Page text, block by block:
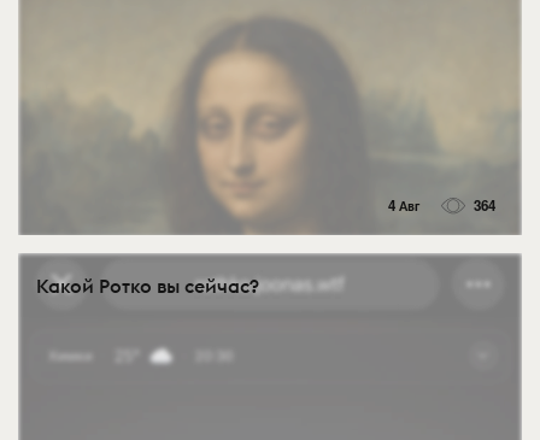
4 Авг 364
Какой Ротко вы сейчас?